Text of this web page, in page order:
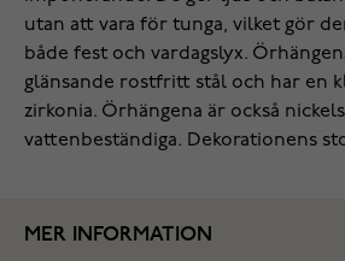
utan att vara för tunga, vilket gör
både fest och vardagslyx.
glänsande rostfritt stål och har en
zirkonia. Örhängena är också
vattenbeständiga. Dekorationens
MER INFORMATION